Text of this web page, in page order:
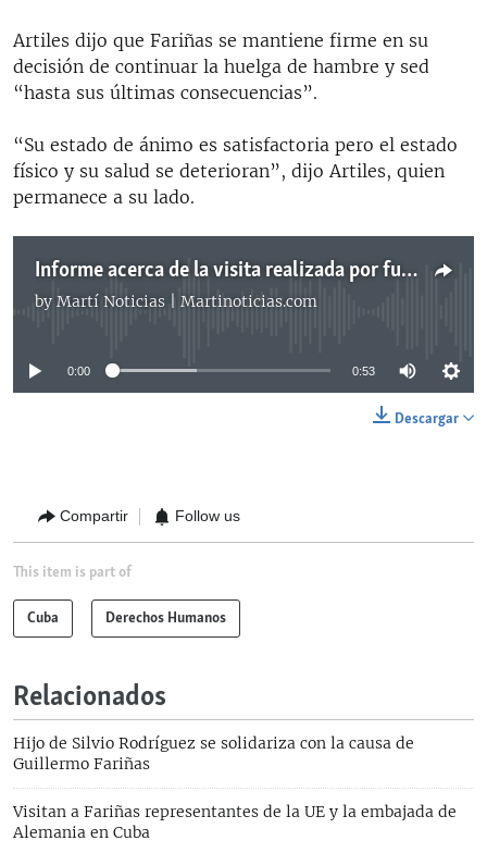
Artiles dijo que Fariñas se mantiene firme en su
decisión de continuar la huelga de hambre y sed
“hasta sus últimas consecuencias”.
“Su estado de ánimo es satisfactoria pero el estado
físico y su salud se deterioran”, dijo Artiles, quien
permanece a su lado.
Informe acerca de la visita realizada por funcionaria estadounidense, Dana Brown, a Guillermo Fariñas.
by Martí Noticias | Martinoticias.com
No media source currently available
0:00 0:53
Descargar
Compartir Follow us
This item is part of
Cuba Derechos Humanos
Relacionados
Hijo de Silvio Rodríguez se solidariza con la causa de
Guillermo Fariñas
Visitan a Fariñas representantes de la UE y la embajada de
Alemania en Cuba